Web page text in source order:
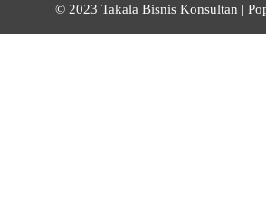
© 2023 Takala Bisnis Konsultan |